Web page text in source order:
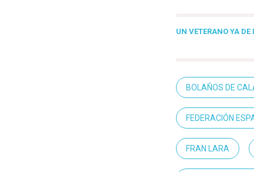
UN VETERANO YA DE
BOLAÑOS DE
FEDERACIÓN
FRAN LARA